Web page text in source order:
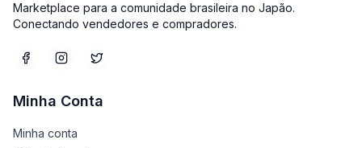
Marketplace para a comunidade brasileira no Japão.
Conectando vendedores e compradores.
Minha Conta
Minha conta